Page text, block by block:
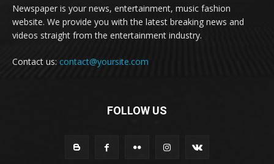
Newspaper is your news, entertainment, music fashion
website. We provide you with the latest breaking news and
videos straight from the entertainment industry.
Contact us: contact@yoursite.com
FOLLOW US